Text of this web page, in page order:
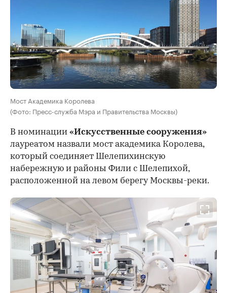
Мост Академика Королева
(Фото: Пресс-служба Мэра и Правительства Москвы)
В номинации «Искусственные сооружения»
лауреатом назвали мост академика Королева,
который соединяет Шелепихинскую
набережную и районы Фили с Шелепихой,
расположенной на левом берегу Москвы-реки.